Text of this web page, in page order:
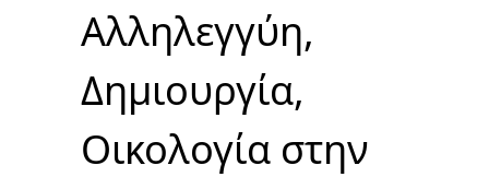
Αλληλεγγύη,
Δημιουργία,
Οικολογία στην